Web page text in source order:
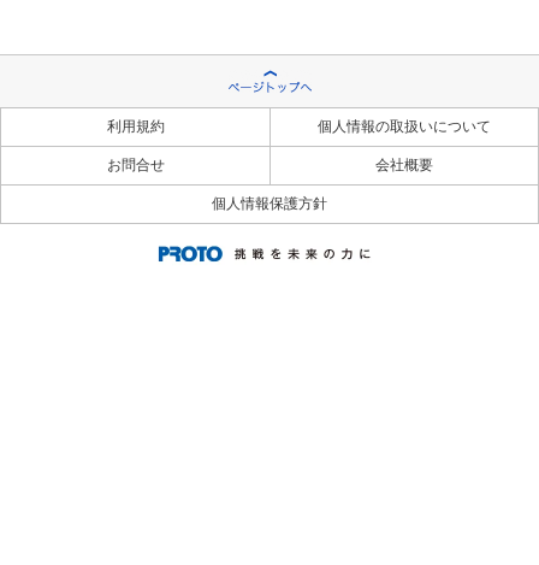
利用規約 個人情報の取扱いについて
お問合せ 会社概要
個人情報保護方針